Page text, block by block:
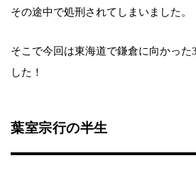
その途中で処刑されてしまいました。
そこで今回は東海道で鎌倉に向かった
した！
葉室宗行の半生